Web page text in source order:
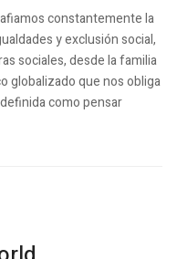
constantemente la
y exclusión social,
sociales, desde la familia
globalizado que nos obliga
como pensar